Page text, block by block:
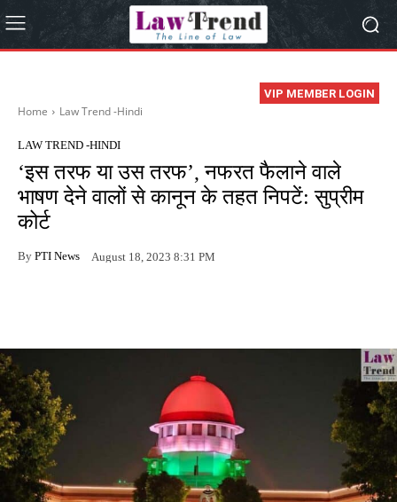
VIP MEMBER LOGIN
Home Law Trend -Hindi
LAW TREND -HINDI
‘इस तरफ या उस तरफ’, नफरत फैलाने वाले
भाषण देने वालों से कानून के तहत निपटें: सुप्रीम
कोर्ट
By PTI News August 18, 2023 8:31 PM